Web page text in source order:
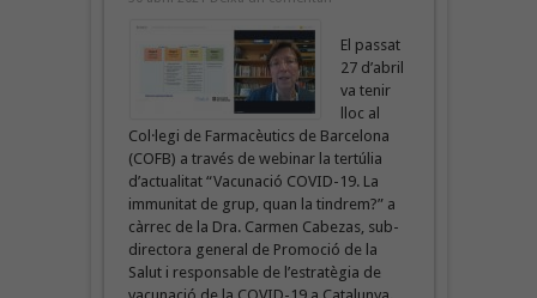
El passat
27 d’abril
va tenir
lloc al
Col·legi de Farmacèutics de Barcelona
(COFB) a través de webinar la tertúlia
d’actualitat “Vacunació COVID-19. La
immunitat de grup, quan la tindrem?” a
càrrec de la Dra. Carmen Cabezas, sub-
directora general de Promoció de la
Salut i responsable de l’estratègia de